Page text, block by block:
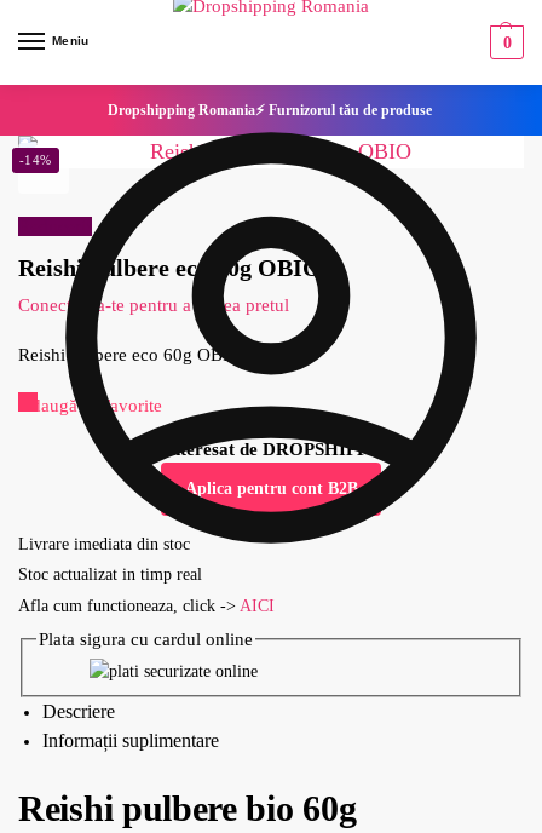
Meniu 0
Dropshipping Romania⚡ Furnizorul tău de produse
Reishi pulbere eco 60g OBIO
Conecteaza-te pentru a vedea pretul
-14%
Reishi pulbere eco 60g OBIO
Adaugă la Favorite
Esti interesat de DROPSHIPPING?
Aplica pentru cont B2B
Livrare imediata din stoc
Stoc actualizat in timp real
Afla cum functioneaza, click -> AICI
Plata sigura cu cardul online
Descriere
Informații suplimentare
Reishi pulbere bio 60g